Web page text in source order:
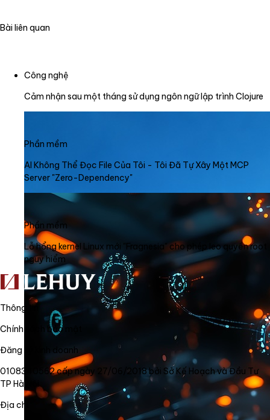
Bài liên quan
Công nghệ
Cảm nhận sau một tháng sử dụng ngôn ngữ lập trình Clojure
Phần mềm
AI Không Thể Đọc File Của Tôi - Tôi Đã Tự Xây Một MCP
Server "Zero-Dependency"
Phần mềm
Lỗ hổng kernel Linux mới "Fragnesia" cho phép leo quyền root
nguy hiểm
Thông tin
Chính sách bảo mật
Đăng ký kinh doanh
0108340562 cấp ngày 27/06/2018 bởi Sở Kế Hoạch và Đầu Tư
TP Hà Nội
Địa chỉ